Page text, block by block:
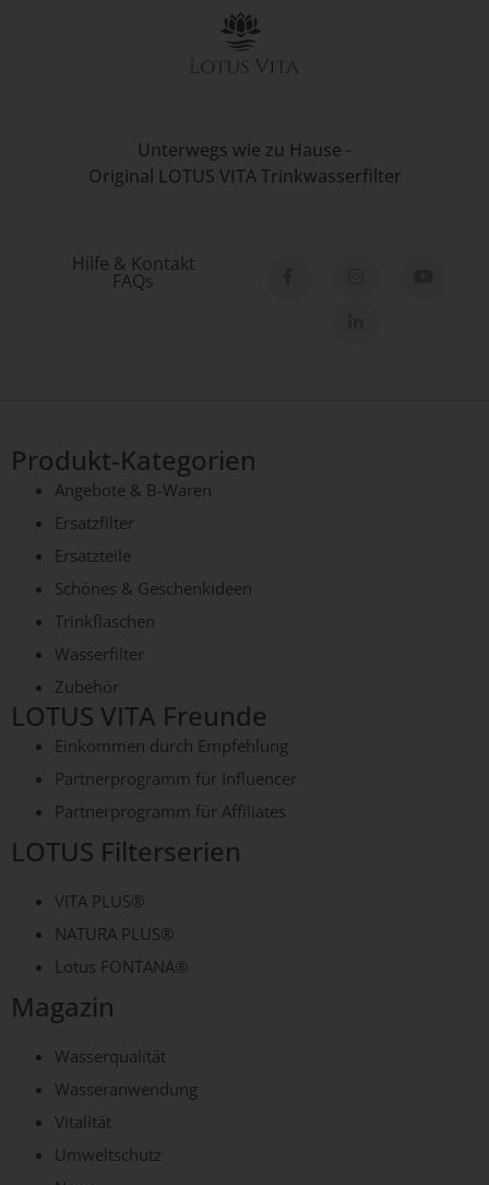
Unterwegs wie zu Hause -
Original LOTUS VITA Trinkwasserfilter
Hilfe & Kontakt
FAQs
Produkt-Kategorien
Angebote & B-Waren
Ersatzfilter
Ersatzteile
Schönes & Geschenkideen
Trinkflaschen
Wasserfilter
Zubehör
LOTUS VITA Freunde
Einkommen durch Empfehlung
Partnerprogramm für Influencer
Partnerprogramm für Affiliates
LOTUS Filterserien
VITA PLUS®
NATURA PLUS®
Lotus FONTANA®
Magazin
Wasserqualität
Wasseranwendung
Vitalität
Umweltschutz